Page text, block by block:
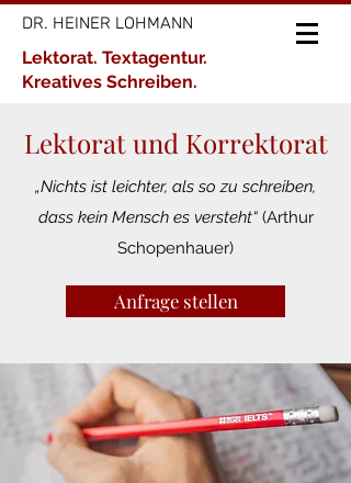
DR. HEINER LOHMANN
Lektorat. Textagentur.
Kreatives Schreiben.
Lektorat und Korrektorat
„Nichts ist leichter, als so zu schreiben,
dass kein Mensch es versteht“(Arthur
Schopenhauer)
Anfrage stellen